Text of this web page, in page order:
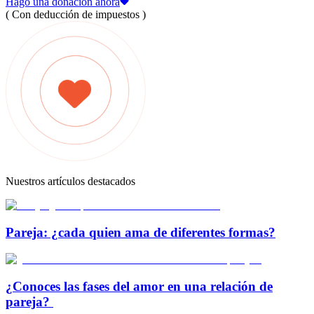
( Con deducción de impuestos )
Nuestros artículos destacados
Pareja: ¿cada quien ama de diferentes formas?
¿Conoces las fases del amor en una relación de
pareja?